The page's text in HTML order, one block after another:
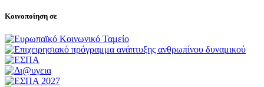
Κοινοποίηση σε